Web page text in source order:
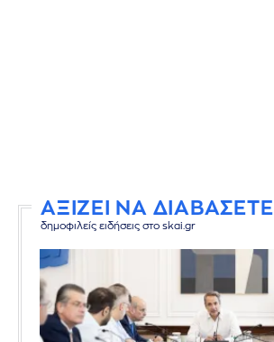
ΑΞΙΖΕΙ ΝΑ ΔΙΑΒΑΣΕΤΕ
δημοφιλείς ειδήσεις στο skai.gr